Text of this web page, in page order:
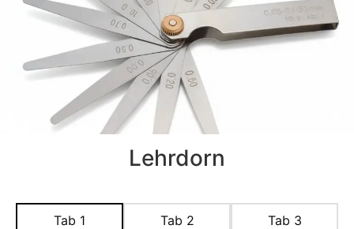
Lehrdorn
Tab 1 Tab 2 Tab 3